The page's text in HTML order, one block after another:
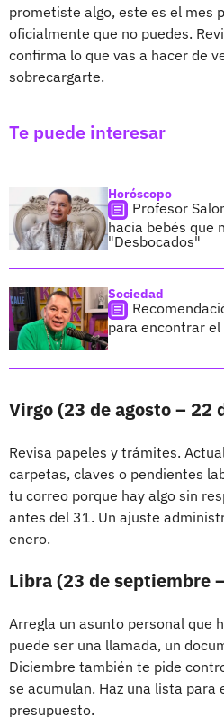
prometiste algo, este es el mes
oficialmente que no puedes.
confirma lo que vas a hacer de
sobrecargarte.
Te puede interesar
Horóscopo
Profesor
hacia bebés que
"Desbocados"
Sociedad
para encontrar
Virgo (23 de agosto – 22
Revisa papeles y trámites.
carpetas, claves o pendientes
tu correo porque hay algo sin
antes del 31. Un ajuste
enero.
Libra (23 de septiembre
Arregla un asunto personal que
puede ser una llamada, un
Diciembre también te pide
se acumulan. Haz una lista para
presupuesto.